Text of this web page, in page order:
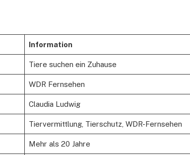
Information
Tiere suchen ein Zuhause
WDR Fernsehen
Claudia Ludwig
Tiervermittlung, Tierschutz, WDR-Fernsehen
Mehr als 20 Jahre